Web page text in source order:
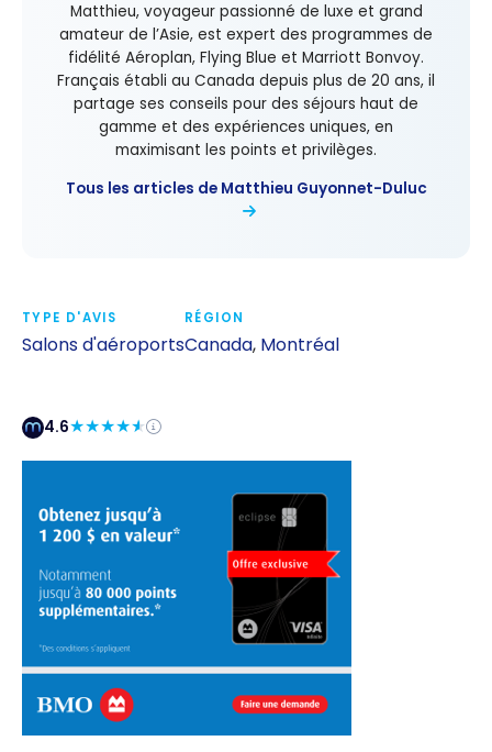
Matthieu, voyageur passionné de luxe et grand
amateur de l’Asie, est expert des programmes de
fidélité Aéroplan, Flying Blue et Marriott Bonvoy.
Français établi au Canada depuis plus de 20 ans, il
partage ses conseils pour des séjours haut de
gamme et des expériences uniques, en
maximisant les points et privilèges.
Tous les articles de Matthieu Guyonnet-Duluc
TYPE D'AVIS
Salons d'aéroports
RÉGION
Canada, Montréal
4.6